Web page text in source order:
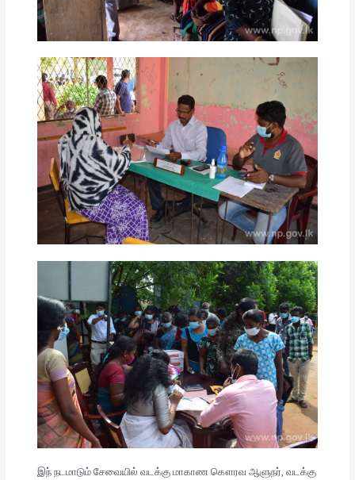
இந் நடமாடும் சேவையில் வடக்கு மாகாண கௌரவ ஆளுநர், வடக்கு